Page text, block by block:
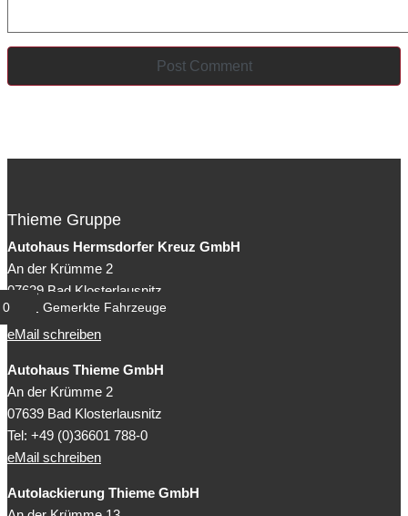
Thieme Gruppe
Autohaus Hermsdorfer Kreuz GmbH
An der Krümme 2
07639 Bad Klosterlausnitz
Tel: +49 (0)36601 788-0
eMail schreiben
Autohaus Thieme GmbH
An der Krümme 2
07639 Bad Klosterlausnitz
Tel: +49 (0)36601 788-0
eMail schreiben
Autolackierung Thieme GmbH
0 Gemerkte Fahrzeuge